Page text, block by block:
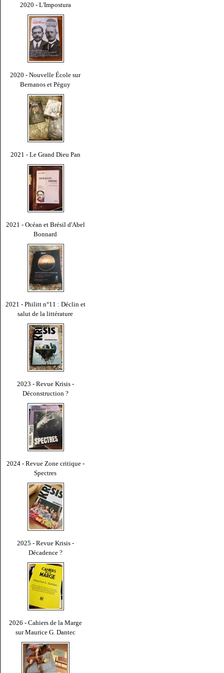
2020 - L'Impostura
2020 - Nouvelle École sur
Bernanos et Péguy
2021 - Le Grand Dieu Pan
2021 - Océan et Brésil d'Abel
Bonnard
2021 - Philitt n°11 : Déclin et
salut de la littérature
2023 - Revue Krisis -
Déconstruction ?
2024 - Revue Zone critique -
Spectres
2025 - Revue Krisis -
Décadence ?
2026 - Cahiers de la Marge
sur Maurice G. Dantec